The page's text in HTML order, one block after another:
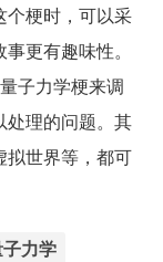
个梗时，可以采
更有趣味性。
子力学梗来调
处理的问题。其
拟世界等，都可
力学